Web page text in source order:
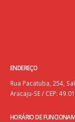
ENDEREÇO
Rua Pacatuba, 254,
Aracaju-SE / CEP:
HORÁRIO DE